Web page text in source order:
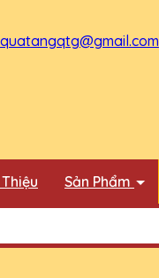
quatangqtg@gmail.com
Sản Phẩm